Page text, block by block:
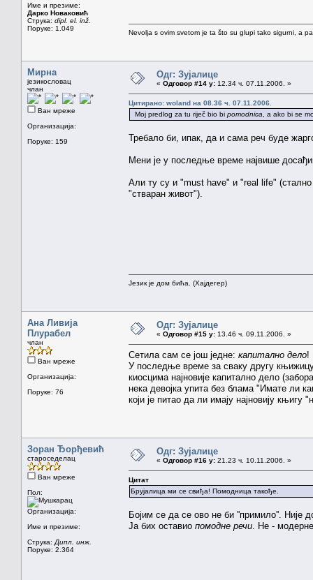
Име и презиме:
Дарко Новаковић
Струка: dipl. el. inž.
Поруке: 1.049
Nevolja s ovim svetom je ta što su glupi tako sigurni, a
Мирна
језикословац
члан
Ван мреже
Организација:
Поруке: 159
Одг: Зујалице
« Одговор #14 у: 12.34 ч. 07.11.2006. »
Цитирано: woland на 08.36 ч. 07.11.2006.
Moj predlog za tu riječ bio bi pomodnica , a ako bi se
Требало би, ипак, да и сама реч буде
Мени је у последње време највише
Али ту су и "must have" и "real life"
"стваран живот").
Језик је дом бића. (Хајдегер)
Ана Ливија
Плурабел
члан
Ван мреже
Организација:
Поруке: 76
Одг: Зујалице
« Одговор #15 у: 13.46 ч. 09.11.2006. »
Сетила сам се још једне: капитално дело!
У последње време за сваку другу
киосцима најновије капитално дело
нека девојка упита без блама "Имате ли
који је питао да ли имају најновију
Зоран Ђорђевић
староседелац
Ван мреже
Пол:
Организација:
Име и презиме:
Струка: Дипл. инж.
Поруке: 2.364
Одг: Зујалице
« Одговор #16 у: 21.23 ч. 10.11.2006. »
Цитат
Брујалица ми се свиђа! Помодница такође.
Бојим се да се ово не би ''примило''. Није
Ја бих оставио помодне речи . Не -